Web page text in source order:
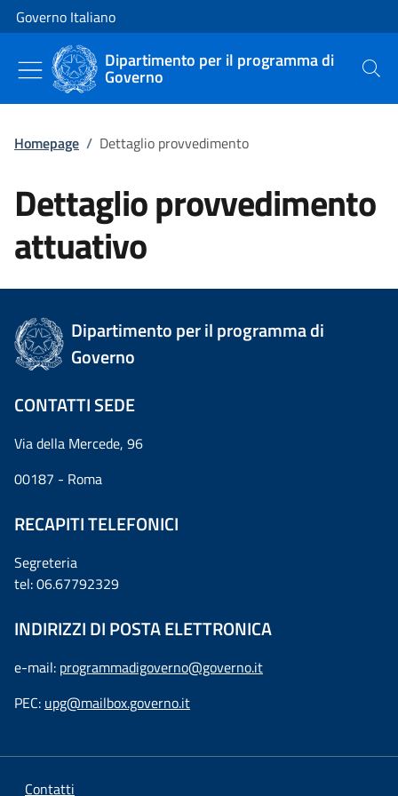
Vai al contenuto
Vai alla navigazione del sito
Governo Italiano
Dipartimento per il programma di
Governo Cerca
Homepage / Dettaglio provvedimento
Dettaglio provvedimento
attuativo
Dipartimento per il programma di
Governo
CONTATTI SEDE
Via della Mercede, 96
00187 - Roma
RECAPITI TELEFONICI
Segreteria
tel: 06.67792329
INDIRIZZI DI POSTA ELETTRONICA
e-mail: programmadigoverno@governo.it
PEC: upg@mailbox.governo.it
Contatti